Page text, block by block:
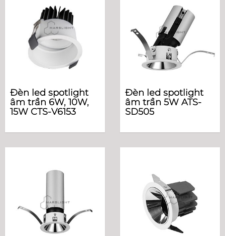
Đèn led spotlight
âm trần 6W, 10W,
15W CTS-V6153
Đèn led spotlight
âm trần 5W ATS-
SD505